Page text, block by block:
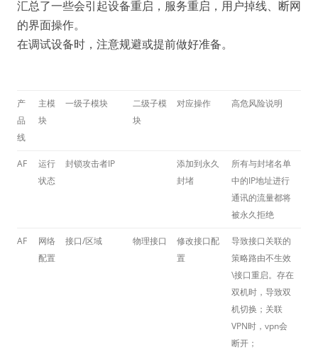
汇总了一些会引起设备重启，服务重启，用户掉线、断网
的界面操作。
在调试设备时，注意规避或提前做好准备。
产
品
线
主模
块
一级子模块
二级子模
块
对应操作 高危风险说明
AF
运行
状态
封锁攻击者IP
添加到永久
封堵
所有与封堵名单
中的IP地址进行
通讯的流量都将
被永久拒绝
AF
网络
配置
接口/区域 物理接口
修改接口配
置
导致接口关联的
策略路由不生效
\接口重启。存在
双机时，导致双
机切换；关联
VPN时，vpn会
断开；